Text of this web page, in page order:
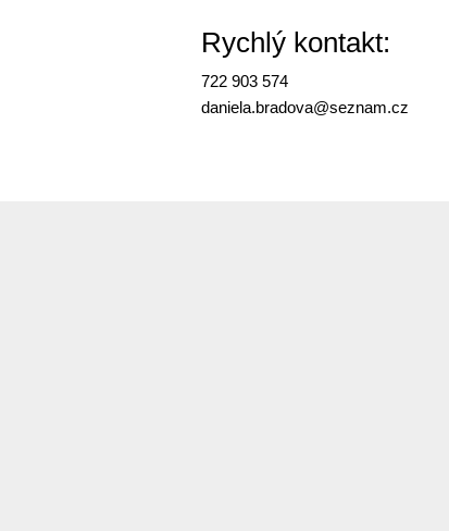
Rychlý kontakt:
722 903 574
daniela.bradova@seznam.cz